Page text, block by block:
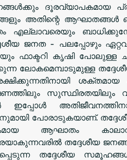
ദൂരവ്യാപകമായ
അതിന്റെ ആഘാതങ്ങൾ
എല്ലാവരെയും
ജനത - പലപ്പോഴും
ഫാക്ടറി കൃഷി
ലോകമെമ്പാടുമുള്ള
സുസ്ഥിരതയിലും
പോരാടുകയാണ്.
ആഘാതം
തദ്ദേശീയ
തദ്ദേശീയ